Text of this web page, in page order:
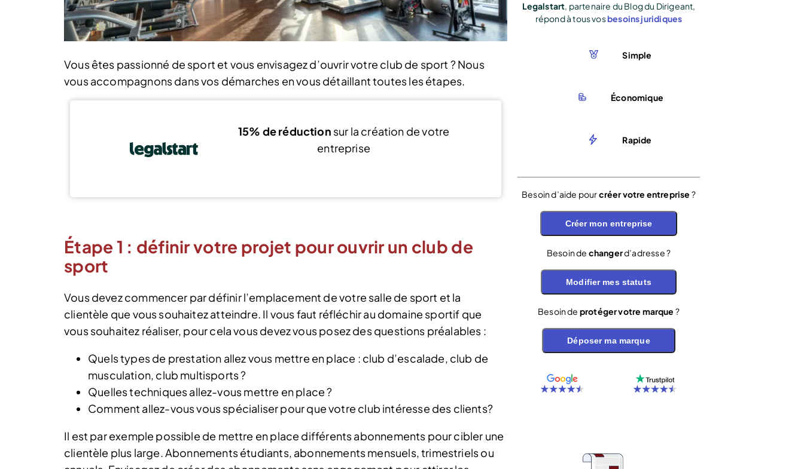
Vous êtes passionné de sport et vous envisagez d’ouvrir votre club de sport ? Nous
vous accompagnons dans vos démarches en vous détaillant toutes les étapes.
15% de réduction sur la création de votre
entreprise
Étape 1 : définir votre projet pour ouvrir un club de
sport
Vous devez commencer par définir l’emplacement de votre salle de sport et la
clientèle que vous souhaitez atteindre. Il vous faut réfléchir au domaine sportif que
vous souhaitez réaliser, pour cela vous devez vous posez des questions préalables :
Quels types de prestation allez vous mettre en place : club d’escalade, club de
musculation, club multisports ?
Quelles techniques allez-vous mettre en place ?
Comment allez-vous vous spécialiser pour que votre club intéresse des clients?
Il est par exemple possible de mettre en place différents abonnements pour cibler une
clientèle plus large. Abonnements étudiants, abonnements mensuels, trimestriels ou
Legalstart, partenaire du Blog du Dirigeant,
répond à tous vosbesoins juridiques
Simple
Économique
Rapide
Besoin d’aide pourcréer votre entreprise ?
Créer mon entreprise
Besoin de changerd’adresse ?
Modifier mes statuts
Besoin de protéger votre marque ?
Déposer ma marque